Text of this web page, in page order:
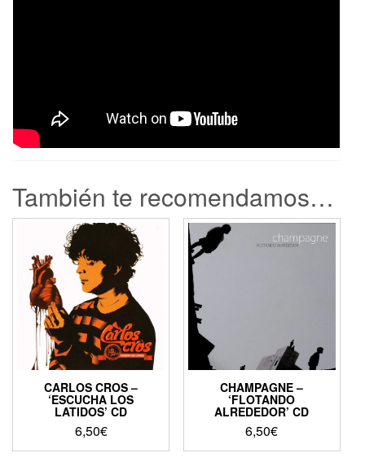
También te recomendamos…
CARLOS CROS –
‘ESCUCHA LOS
LATIDOS’ CD
6,50€
CHAMPAGNE –
‘FLOTANDO
ALREDEDOR’ CD
6,50€